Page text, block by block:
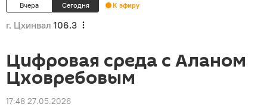
Вчера Сегодня К эфиру
г. Цхинвал 106.3
Цифровая среда с Аланом
Цховребовым
17:48 27.05.2026